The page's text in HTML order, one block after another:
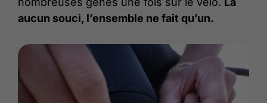
aucun souci, l’ensemble ne fait qu’un.